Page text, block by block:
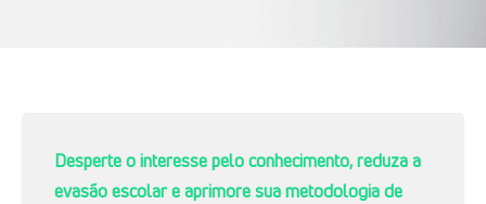
Desperte o interesse pelo conhecimento, reduza a
evasão escolar e aprimore sua metodologia de